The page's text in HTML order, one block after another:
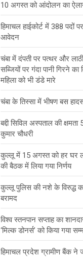
10 अगस्त को आंदोलन का
हिमाचल हाईकोर्ट में 388
आवेदन
चंबा में दंपती पर पत्थर और
सब्जियों पर गंदा पानी गिरने
महिला को भी डंडे मारे
चंबा के तिस्सा में भीषण बस
बद्दी सिविल अस्पताल की
कुमार चौधरी
कुल्लू में 15 अगस्त को हर घर
की बैठक में लिया गया निर्णय
कुल्लू पुलिस की नशे के विरुद्ध
बरामद
विश्व स्तनपान सप्ताह का
‘मिल्क डोनर्स’ को किया गया
हिमाचल प्रदेश ग्रामीण बैंक ने